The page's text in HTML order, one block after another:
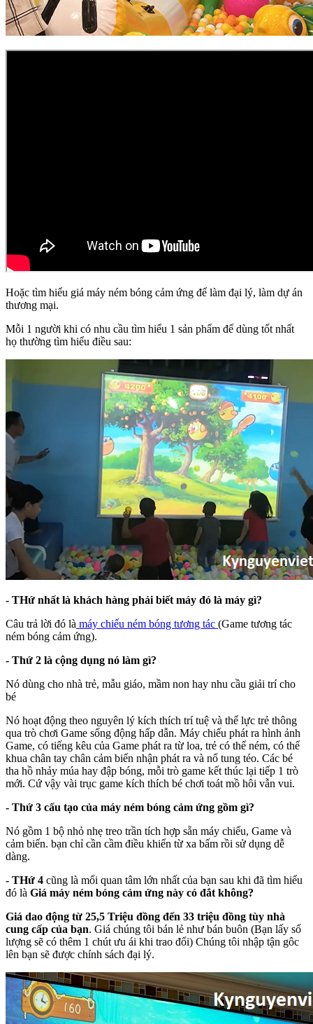
Hoặc tìm hiểu giá máy ném bóng cảm ứng để làm đại lý, làm dự án
thương mại.
Mỗi 1 người khi có nhu cầu tìm hiểu 1 sản phẩm để dùng tốt nhất
họ thường tìm hiểu điều sau:
- THứ nhất là khách hàng phải biết máy đó là máy gì?
Câu trả lời đó là máy chiếu ném bóng tương tác (Game tương tác
ném bóng cảm ứng).
- Thứ 2 là cộng dụng nó làm gì?
Nó dùng cho nhà trẻ, mẫu giáo, mầm non hay nhu cầu giải trí cho
bé
Nó hoạt động theo nguyên lý kích thích trí tuệ và thể lực trẻ thông
qua trò chơi Game sống động hấp dẫn. Máy chiếu phát ra hình ảnh
Game, có tiếng kêu của Game phát ra từ loa, trẻ có thể ném, có thể
khua chân tay chân cảm biến nhận phát ra và nổ tung téo. Các bé
tha hồ nhảy múa hay đập bóng, mỗi trò game kết thúc lại tiếp 1 trò
mới. Cứ vậy vài trục game kích thích bé chơi toát mồ hôi vẫn vui.
- Thứ 3 cấu tạo của máy ném bóng cảm ứng gồm gì?
Nó gồm 1 bộ nhỏ nhẹ treo trần tích hợp sẵn máy chiếu, Game và
cảm biến. bạn chỉ cần cầm điều khiển từ xa bấm rồi sử dụng dễ
dàng.
- THứ 4 cũng là mối quan tâm lớn nhất của bạn sau khi đã tìm hiểu
đó là Giá máy ném bóng cảm ứng này có đắt không?
Giá dao động từ 25,5 Triệu đồng đến 33 triệu đồng tùy nhà
cung cấp của bạn. Giá chúng tôi bán lẻ như bán buôn (Bạn lấy số
lượng sẽ có thêm 1 chút ưu ái khi trao đổi) Chúng tôi nhập tận gôc
lên bạn sẽ được chính sách đại lý.